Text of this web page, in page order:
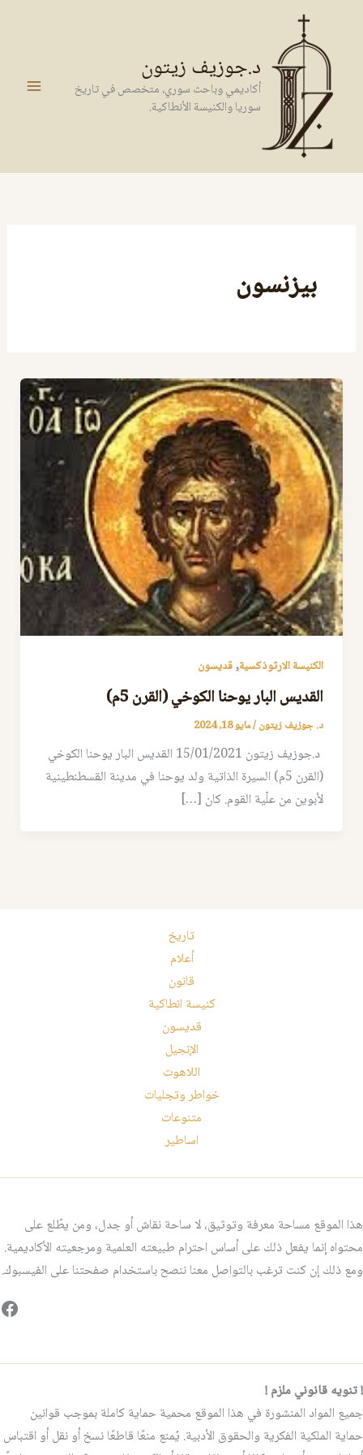
المحتوى
د.جوزيف زيتون
أكاديمي وباحث سوري، متخصص في تاريخ
سوريا والكنيسة الأنطاكية.
بيزنسون
الكنيسة الارثوذكسية,قديسون
القديس البار يوحنا الكوخي (القرن 5م)
د. جوزيف زيتون/مايو 18, 2024
د.جوزيف زيتون 15/01/2021 القديس البار يوحنا الكوخي
(القرن 5م) السيرة الذاتية ولد يوحنا في مدينة القسطنطينية
لأبوين من علّية القوم. كان […]
تاريخ
أعلام
قانون
كنيسة انطاكية
قديسون
الإنجيل
اللاهوت
خواطر وتجليات
متنوعات
اساطير
هذا الموقع مساحة معرفة وتوثيق، لا ساحة نقاش أو جدل، ومن يطّلع على
محتواه إنما يفعل ذلك على أساس احترام طبيعته العلمية ومرجعيته الأكاديمية.
ومع ذلك إن كنت ترغب بالتواصل معنا ننصح باستخدام صفحتنا على الفيسبوك.
! تنويه قانوني ملزم !
جميع المواد المنشورة في هذا الموقع محمية حماية كاملة بموجب قوانين
حماية الملكية الفكرية والحقوق الأدبية. يُمنع منعًا قاطعًا نسخ أو نقل أو اقتباس